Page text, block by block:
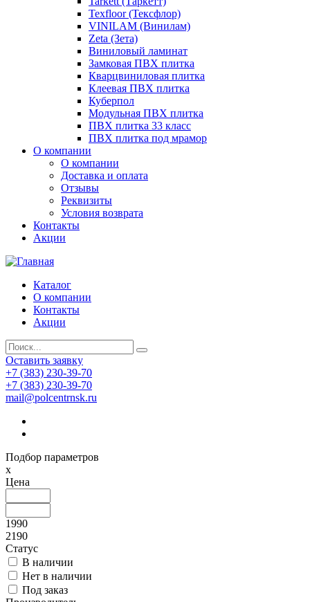
Texfloor (Тексфлор)
VINILAM (Винилам)
Zeta (Зета)
Виниловый ламинат
Замковая ПВХ плитка
Кварцвиниловая плитка
Клеевая ПВХ плитка
Куберпол
Модульная ПВХ плитка
ПВХ плитка 33 класс
ПВХ плитка под мрамор
О компании
О компании
Доставка и оплата
Отзывы
Реквизиты
Условия возврата
Контакты
Акции
Каталог
О компании
Контакты
Акции
Оставить заявку
+7 (383) 230-39-70
+7 (383) 230-39-70
mail@polcentrnsk.ru
Подбор параметров
x
Цена
1990
2190
Статус
В наличии
Нет в наличии
Под заказ